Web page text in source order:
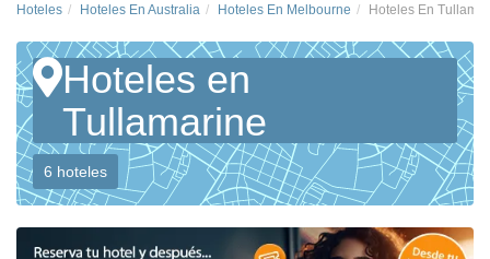
Hoteles Hoteles En Australia Hoteles En Melbourne Hoteles En
Hoteles en
Tullamarine
6 hoteles